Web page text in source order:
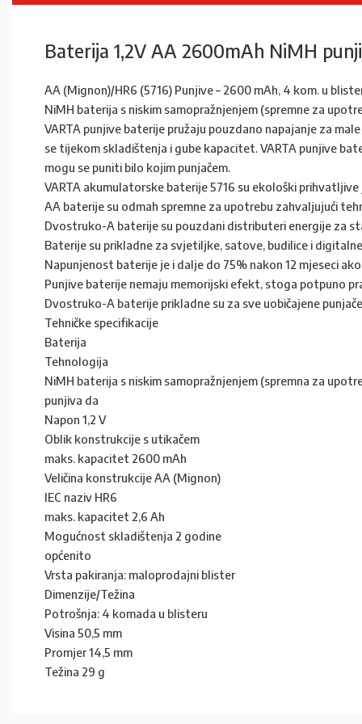
Baterija 1,2V AA 2600mAh NiMH
AA (Mignon)/HR6 (5716) Punjive – 2600 mAh, 4 kom. u
NiMH baterija s niskim samopražnjenjem (spremne za
VARTA punjive baterije pružaju pouzdano napajanje za
se tijekom skladištenja i gube kapacitet. VARTA punjive
mogu se puniti bilo kojim punjačem.
VARTA akumulatorske baterije 5716 su ekološki prihvatljive
AA baterije su odmah spremne za upotrebu zahvaljujući
Dvostruko-A baterije su pouzdani distributeri energije za
Baterije su prikladne za svjetiljke, satove, budilice i
Napunjenost baterije je i dalje do 75% nakon 12 mjeseci
Punjive baterije nemaju memorijski efekt, stoga potpuno
Dvostruko-A baterije prikladne su za sve uobičajene
Tehničke specifikacije
Baterija
Tehnologija
NiMH baterija s niskim samopražnjenjem (spremna za
punjiva da
Napon 1,2 V
Oblik konstrukcije s utikačem
maks. kapacitet 2600 mAh
Veličina konstrukcije AA (Mignon)
IEC naziv HR6
maks. kapacitet 2,6 Ah
Mogućnost skladištenja 2 godine
općenito
Vrsta pakiranja: maloprodajni blister
Dimenzije/Težina
Potrošnja: 4 komada u blisteru
Visina 50,5 mm
Promjer 14,5 mm
Težina 29 g